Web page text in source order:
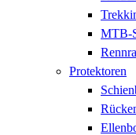
MTB-
Protektoren